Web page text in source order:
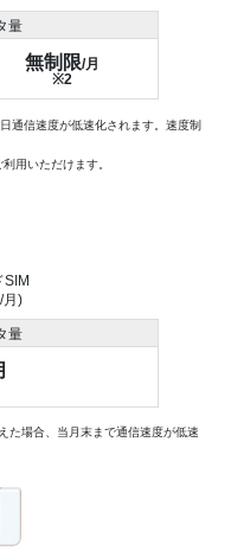
量
無制限/月
※2
通信速度が低速化されます。速度制
用いただけます。
SIM
月)
量
た場合、当月末まで通信速度が低速